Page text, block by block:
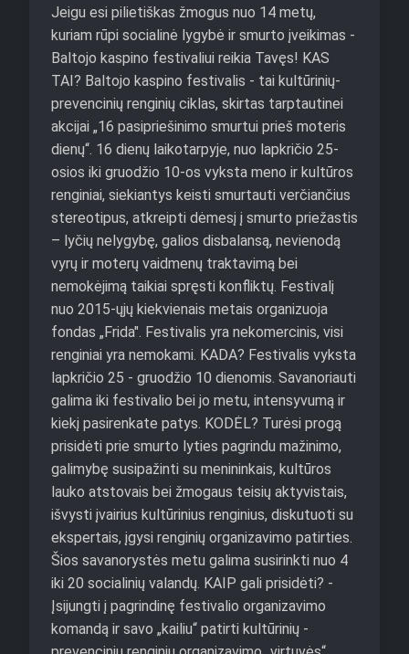
Jeigu esi pilietiškas žmogus nuo 14 metų,
kuriam rūpi socialinė lygybė ir smurto įveikimas -
Baltojo kaspino festivaliui reikia Tavęs! KAS
TAI? Baltojo kaspino festivalis - tai kultūrinių-
prevencinių renginių ciklas, skirtas tarptautinei
akcijai „16 pasipriešinimo smurtui prieš moteris
dienų“. 16 dienų laikotarpyje, nuo lapkričio 25-
osios iki gruodžio 10-os vyksta meno ir kultūros
renginiai, siekiantys keisti smurtauti verčiančius
stereotipus, atkreipti dėmesį į smurto priežastis
– lyčių nelygybę, galios disbalansą, nevienodą
vyrų ir moterų vaidmenų traktavimą bei
nemokėjimą taikiai spręsti konfliktų. Festivalį
nuo 2015-ųjų kiekvienais metais organizuoja
fondas „Frida". Festivalis yra nekomercinis, visi
renginiai yra nemokami. KADA? Festivalis vyksta
lapkričio 25 - gruodžio 10 dienomis. Savanoriauti
galima iki festivalio bei jo metu, intensyvumą ir
kiekį pasirenkate patys. KODĖL? Turėsi progą
prisidėti prie smurto lyties pagrindu mažinimo,
galimybę susipažinti su menininkais, kultūros
lauko atstovais bei žmogaus teisių aktyvistais,
išvysti įvairius kultūrinius renginius, diskutuoti su
ekspertais, įgysi renginių organizavimo patirties.
Šios savanorystės metu galima susirinkti nuo 4
iki 20 socialinių valandų. KAIP gali prisidėti? -
Įsijungti į pagrindinę festivalio organizavimo
komandą ir savo „kailiu“ patirti kultūrinių -